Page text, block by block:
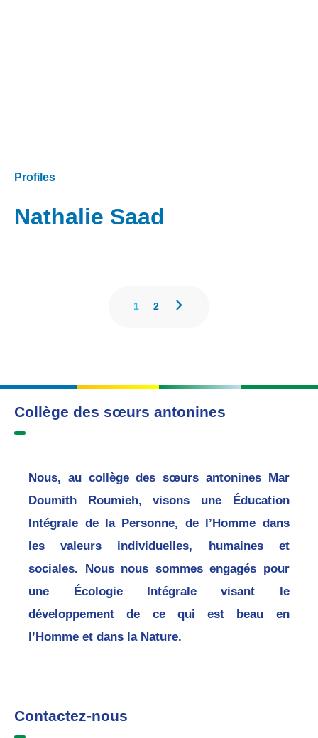
Profiles
Nathalie Saad
1 2
Collège des sœurs antonines
Nous, au collège des sœurs antonines Mar
Doumith Roumieh, visons une Éducation
Intégrale de la Personne, de l’Homme dans
les valeurs individuelles, humaines et
sociales. Nous nous sommes engagés pour
une Écologie Intégrale visant le
développement de ce qui est beau en
l’Homme et dans la Nature.
Contactez-nous